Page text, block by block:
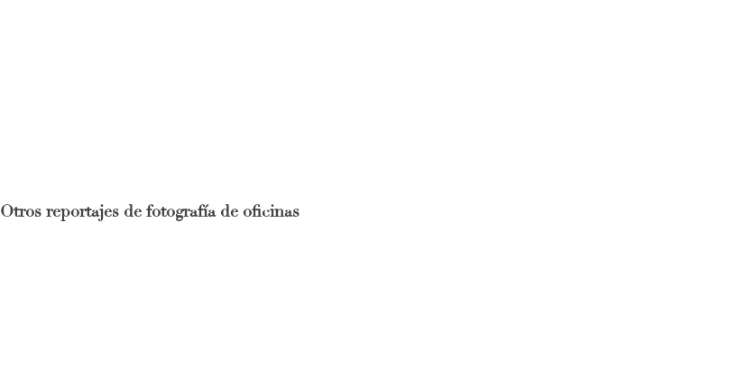
Otros reportajes de fotografía de oficinas